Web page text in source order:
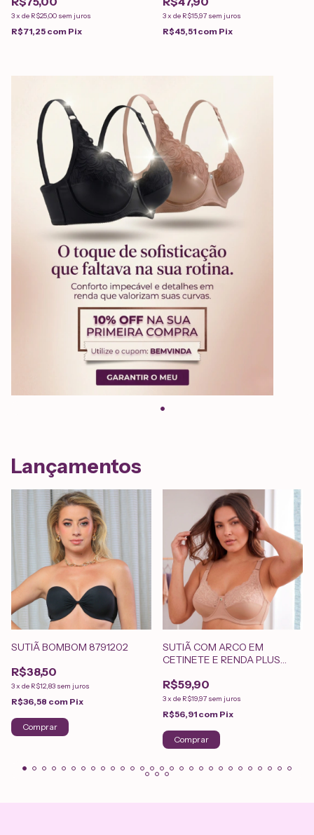
3x de R$25,00 sem juros
R$71,25 com Pix
3x de R$15,97 sem juros
R$45,51 com Pix
Lançamentos
SUTIÃ BOMBOM 8791202
R$38,50
3x de R$12,83 sem juros
R$36,58 com Pix
Comprar
SUTIÃ COM ARCO EM
CETINETE E RENDA PLUS
R$59,90
3x de R$19,97 sem juros
R$56,91 com Pix
Comprar